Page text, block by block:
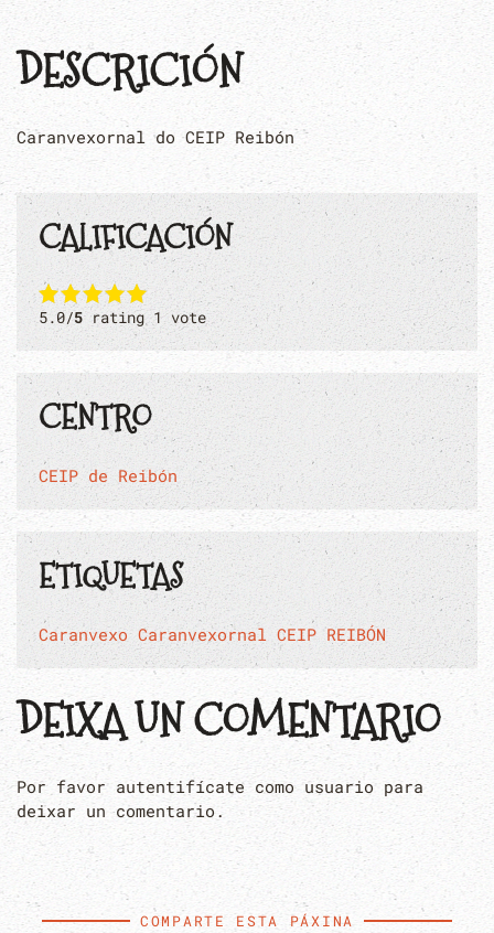
DESCRICIÓN
Caranvexornal do CEIP Reibón
CALIFICACIÓN
5.0/5rating 1 vote
CENTRO
CEIP de Reibón
ETIQUETAS
Caranvexo Caranvexornal CEIP REIBÓN
DEIXA UN COMENTARIO
Por favor autentifícate como usuario para
deixar un comentario.
COMPARTE ESTA PÁXINA